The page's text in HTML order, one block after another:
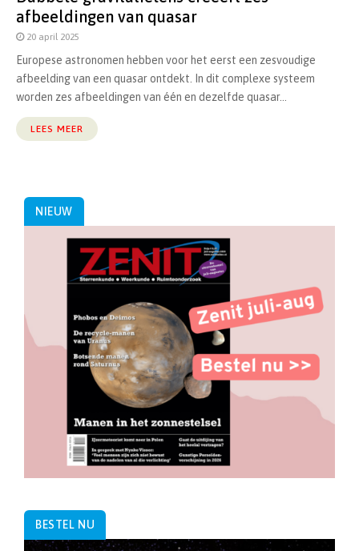
afbeeldingen van quasar
20 april 2025
Europese astronomen hebben voor het eerst een zesvoudige
afbeelding van een quasar ontdekt. In dit complexe systeem
worden zes afbeeldingen van één en dezelfde quasar...
LEES MEER
NIEUW
BESTEL NU